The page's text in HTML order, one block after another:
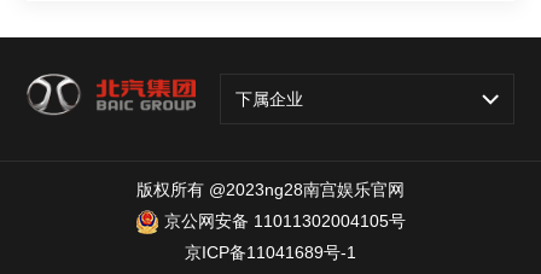
下属企业
版权所有 @2023ng28南宫娱乐官网
京公网安备 11011302004105号
京ICP备11041689号-1